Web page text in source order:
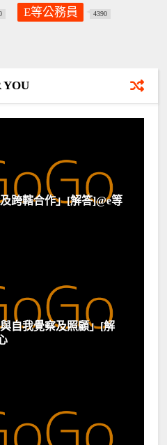
E等公務員 4390
YOU
跨轄合作」[解答]@e等
自我覺察及照顧」[解